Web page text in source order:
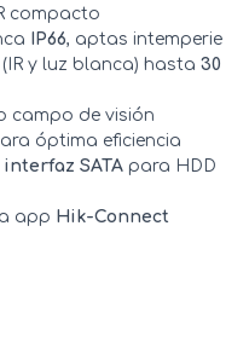
compacto
IP66, aptas intemperie
y luz blanca) hasta 30
campo de visión
óptima eficiencia
interfaz SATA para HDD
app Hik-Connect